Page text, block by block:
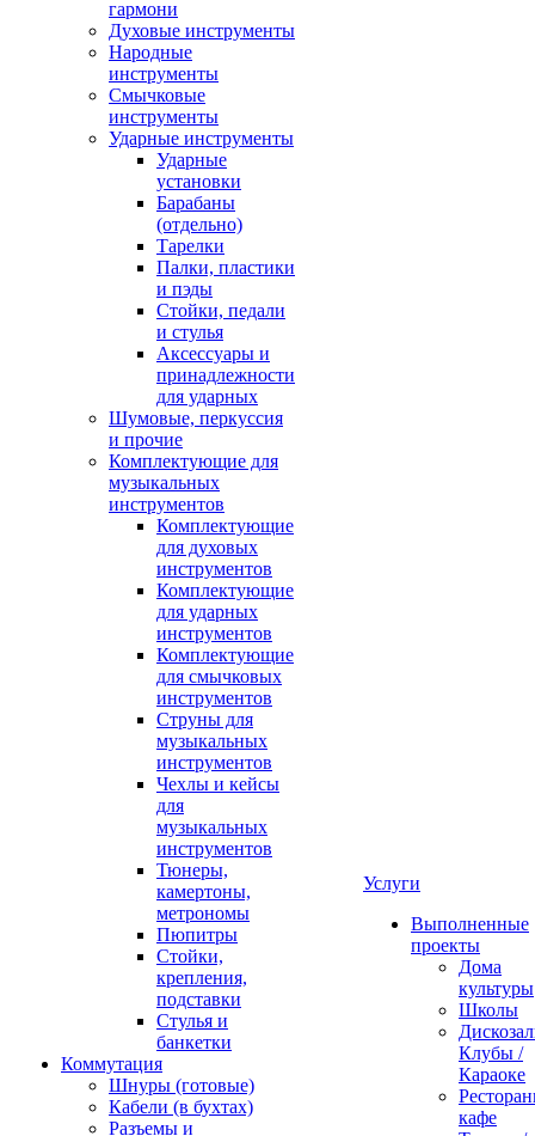
гармони
Духовые инструменты
Народные
инструменты
Смычковые
инструменты
Ударные инструменты
Ударные
установки
Барабаны
(отдельно)
Тарелки
Палки, пластики
и пэды
Стойки, педали
и стулья
Аксессуары и
принадлежности
для ударных
Шумовые, перкуссия
и прочие
Комплектующие для
музыкальных
инструментов
Комплектующие
для духовых
инструментов
Комплектующие
для ударных
инструментов
Комплектующие
для смычковых
инструментов
Струны для
музыкальных
инструментов
Чехлы и кейсы
для
музыкальных
инструментов
Тюнеры,
камертоны,
метрономы
Пюпитры
Стойки,
крепления,
подставки
Стулья и
банкетки
Коммутация
Шнуры (готовые)
Кабели (в бухтах)
Разъемы и
Услуги
Выполненные
проекты
Дома
культуры
Школы
Клубы /
Караоке
кафе